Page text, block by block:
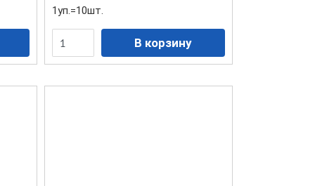
1уп.=10шт.
Коллекция "Камень
скалистый Эко"